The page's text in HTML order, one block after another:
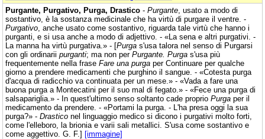
Purgante, Purgativo, Purga, Drastico - Purgante , usato a modo di
sostantivo, è la sostanza medicinale che ha virtù di purgare il ventre. -
Purgativo , anche usato come sostantivo, riguarda tale virtù che hanno i
purganti, e si usa anche a modo di adjettivo. - «La sena e altri purgativi. -
La manna ha virtù purgativa.» - [Purga s'usa talora nel senso di Purgarsi
con gli ordinarii purganti; ma non per Purgante. Purga s'usa più
frequentemente nella frase Fare una purga per Continuare per qualche
giorno a prendere medicamenti che purghino il sangue. - «Cotesta purga
d'acqua di radicchio va continuata per un mese.» - «Vada a fare una
buona purga a Montecatini per il suo mal di fegato.» - «Fece una purga di
salsapariglia.» - In quest'ultimo senso soltanto cade proprio Purga per il
medicamento da prendere. - «Portami la purga. - L'ha presa oggi la sua
purga?» - Drastico nel linguaggio medico si dicono i purgativi molto forti,
come l'elleboro, la brionia e varii sali metallici. S'usa come sostantivo e
come aggettivo. G. F.] [immagine]